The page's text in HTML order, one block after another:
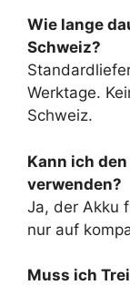
Wie lange
Schweiz?
Werktage.
Schweiz.
Kann ich
verwenden?
Ja, der Akku
nur auf
Muss ich